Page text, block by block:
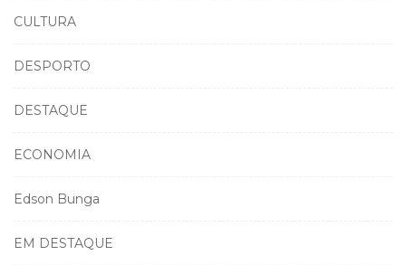
CULTURA
DESPORTO
DESTAQUE
ECONOMIA
Edson Bunga
EM DESTAQUE